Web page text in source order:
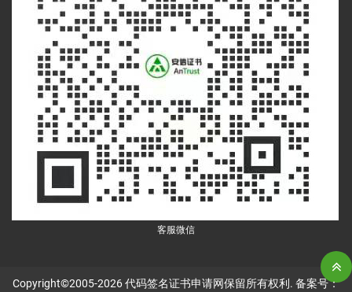
客服微信
Copyright©2005-2026代码签名证书申请网保留所有权利. 备案号：